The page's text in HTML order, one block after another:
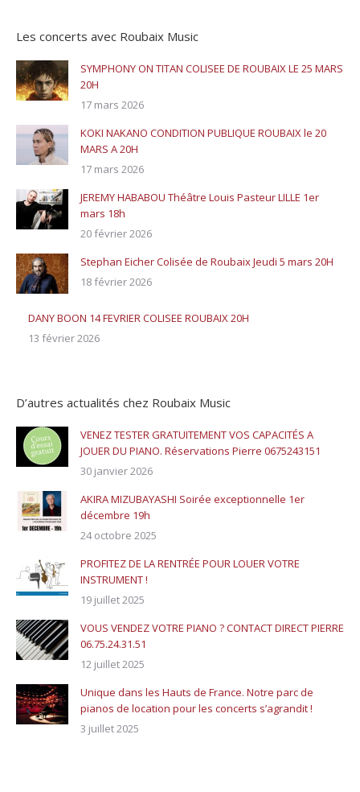
Les concerts avec Roubaix Music
SYMPHONY ON TITAN COLISEE DE ROUBAIX LE 25 MARS
20H
17 mars 2026
KOKI NAKANO CONDITION PUBLIQUE ROUBAIX le 20
MARS A 20H
17 mars 2026
JEREMY HABABOU Théâtre Louis Pasteur LILLE 1er
mars 18h
20 février 2026
Stephan Eicher Colisée de Roubaix Jeudi 5 mars 20H
18 février 2026
DANY BOON 14 FEVRIER COLISEE ROUBAIX 20H
13 février 2026
D’autres actualités chez Roubaix Music
VENEZ TESTER GRATUITEMENT VOS CAPACITÉS A
JOUER DU PIANO. Réservations Pierre 0675243151
30 janvier 2026
AKIRA MIZUBAYASHI Soirée exceptionnelle 1er
décembre 19h
24 octobre 2025
PROFITEZ DE LA RENTRÉE POUR LOUER VOTRE
INSTRUMENT !
19 juillet 2025
VOUS VENDEZ VOTRE PIANO ? CONTACT DIRECT PIERRE
06.75.24.31.51
12 juillet 2025
Unique dans les Hauts de France. Notre parc de
pianos de location pour les concerts s’agrandit !
3 juillet 2025